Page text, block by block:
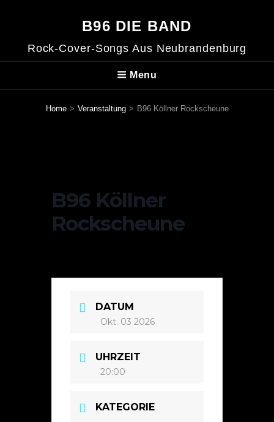
B96 DIE BAND
Rock-Cover-Songs Aus Neubrandenburg
Menu
Home > Veranstaltung > B96 Köllner Rockscheune
B96 Köllner
Rockscheune
DATUM
Okt. 03 2026
UHRZEIT
20:00
KATEGORIE